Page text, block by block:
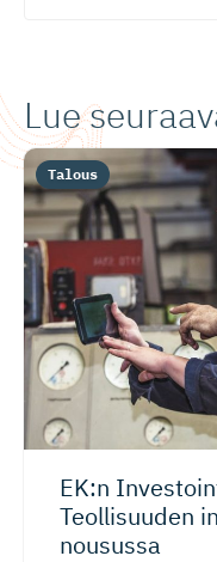
Lue
EK:n
Teollisuuden
nousussa
Talous